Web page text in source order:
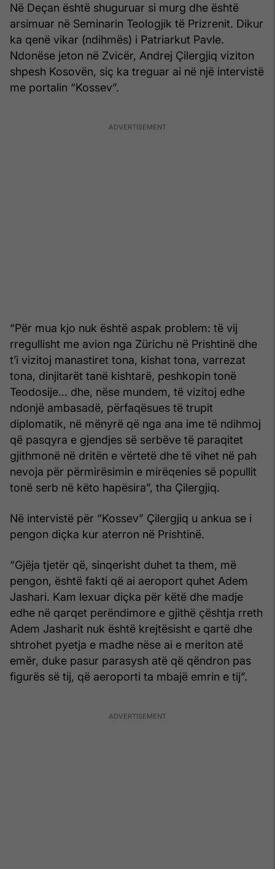
Në Deçan është shuguruar si murg dhe është
arsimuar në Seminarin Teologjik të Prizrenit. Dikur
ka qenë vikar (ndihmës) i Patriarkut Pavle.
Ndonëse jeton në Zvicër, Andrej Çilergjiq viziton
shpesh Kosovën, siç ka treguar ai në një intervistë
me portalin “Kossev”.
“Për mua kjo nuk është aspak problem: të vij
rregullisht me avion nga Zürichu në Prishtinë dhe
t’i vizitoj manastiret tona, kishat tona, varrezat
tona, dinjitarët tanë kishtarë, peshkopin tonë
Teodosije… dhe, nëse mundem, të vizitoj edhe
ndonjë ambasadë, përfaqësues të trupit
diplomatik, në mënyrë që nga ana ime të ndihmoj
që pasqyra e gjendjes së serbëve të paraqitet
gjithmonë në dritën e vërtetë dhe të vihet në pah
nevoja për përmirësimin e mirëqenies së popullit
tonë serb në këto hapësira”, tha Çilergjiq.
Në intervistë për “Kossev” Çilergjiq u ankua se i
pengon diçka kur aterron në Prishtinë.
“Gjëja tjetër që, sinqerisht duhet ta them, më
pengon, është fakti që ai aeroport quhet Adem
Jashari. Kam lexuar diçka për këtë dhe madje
edhe në qarqet perëndimore e gjithë çështja rreth
Adem Jasharit nuk është krejtësisht e qartë dhe
shtrohet pyetja e madhe nëse ai e meriton atë
emër, duke pasur parasysh atë që qëndron pas
figurës së tij, që aeroporti ta mbajë emrin e tij”.